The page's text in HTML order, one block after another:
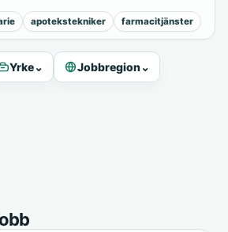
apotekstekniker farmacitjänster
Yrke⌄ Jobbregion⌄